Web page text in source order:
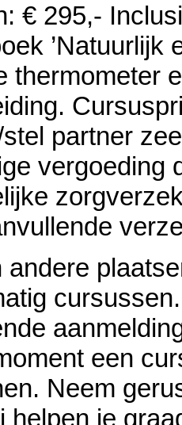
€ 295,-
’Natuurlijk
thermometer
partner
vergoeding
andere
een
Neem
helpen je